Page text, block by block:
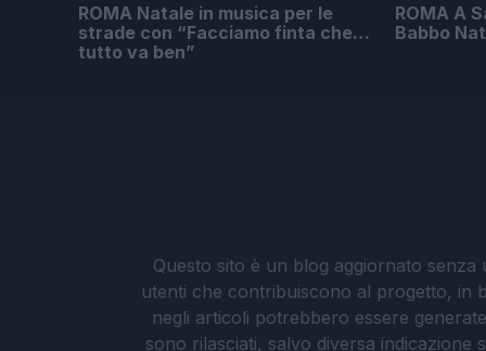
ROMA Natale in musica per le
strade con “Facciamo finta che…
tutto va ben”
ROMA A
Babbo
Questo sito è un blog aggiornato
utenti che contribuiscono al progetto, in
negli articoli potrebbero essere
sono rilasciati, salvo diversa